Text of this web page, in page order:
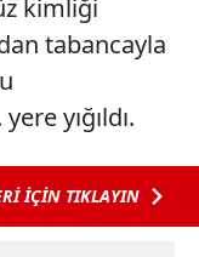
kimliği
tabancayla
yığıldı.
İÇİN TIKLAYIN